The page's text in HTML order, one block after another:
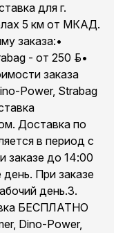
с
не менее 200 л/
без вилки. В
аппарат
вилкой
60 А
металла: 14
для г.
5 км от МКАД.
заказа:•
- от 250 р.•
заказа
Power, Strabag
Доставка по
в период с
заказе до 14:00
При заказе
день.3.
БЕСПЛАТНО
Dino-Power,